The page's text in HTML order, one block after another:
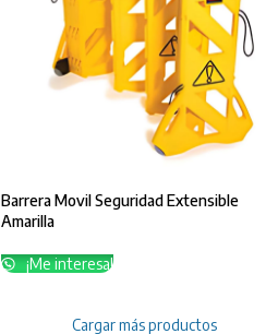
Barrera Movil Seguridad Extensible
Amarilla
¡Me interesa!
Cargar más productos